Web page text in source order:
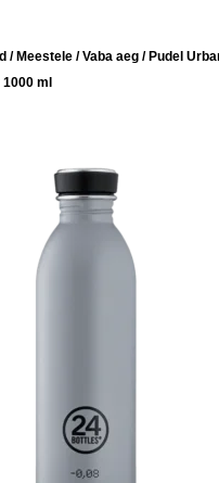
/ Meestele /Vaba aeg / Pudel
ml